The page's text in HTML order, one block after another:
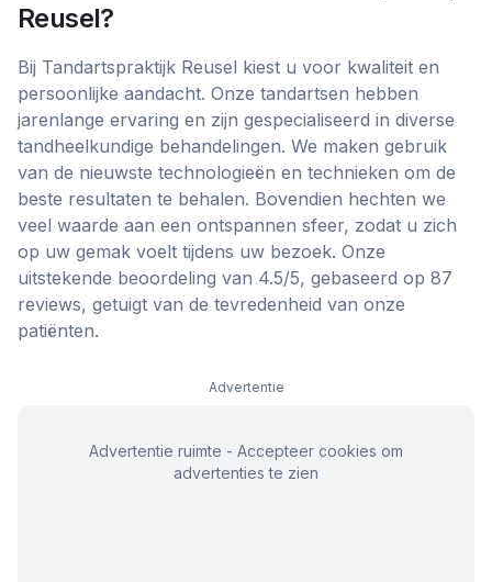
Reusel?
Bij Tandartspraktijk Reusel kiest u voor kwaliteit en
persoonlijke aandacht. Onze tandartsen hebben
jarenlange ervaring en zijn gespecialiseerd in diverse
tandheelkundige behandelingen. We maken gebruik
van de nieuwste technologieën en technieken om de
beste resultaten te behalen. Bovendien hechten we
veel waarde aan een ontspannen sfeer, zodat u zich
op uw gemak voelt tijdens uw bezoek. Onze
uitstekende beoordeling van 4.5/5, gebaseerd op 87
reviews, getuigt van de tevredenheid van onze
patiënten.
Advertentie
Advertentie ruimte - Accepteer cookies om
advertenties te zien